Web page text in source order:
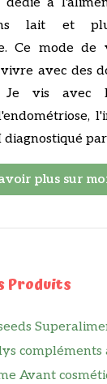
lait et
Ce mode de
avec des
Je vis avec
diagnostiqué
plus sur
Produits
compléments
Avant